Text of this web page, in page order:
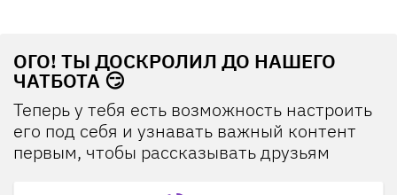
ОГО! ТЫ ДОСКРОЛИЛ ДО НАШЕГО
ЧАТБОТА 😏
Теперь у тебя есть возможность настроить
его под себя и узнавать важный контент
первым, чтобы рассказывать друзьям